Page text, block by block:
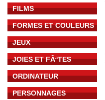
FILMS
FORMES ET COULEURS
JEUX
JOIES ET FÃªTES
ORDINATEUR
PERSONNAGES